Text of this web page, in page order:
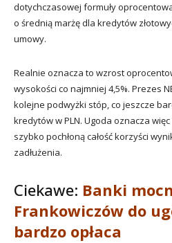
dotychczasowej formuły
o średnią marżę dla kredytów
umowy.
Realnie oznacza to wzrost
wysokości co najmniej 4,5%. Prezes
kolejne podwyżki stóp, co jeszcze
kredytów w PLN. Ugoda oznacza
szybko pochłoną całość korzyści
zadłużenia.
Ciekawe: Banki
Frankowiczów do
bardzo opłaca